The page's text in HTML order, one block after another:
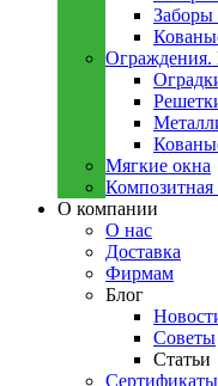
Заборы
Ограждения.
Мягкие окна
Композитная
О компании
О нас
Доставка
Фирмам
Блог
Советы
Статьи
Сертификаты